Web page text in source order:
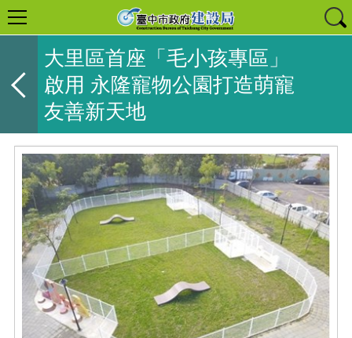
大里區首座「毛小孩專區」
啟用 永隆寵物公園打造萌寵
友善新天地